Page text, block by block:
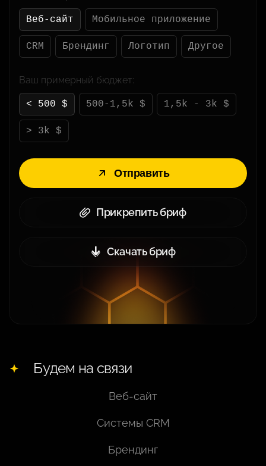
Веб-сайт Мобильное приложение
CRM Брендинг Логотип Другое
Ваш примерный бюджет:
< 500 $ 500-1,5k $ 1,5k - 3k $
> 3k $
Отправить
Прикрепить бриф
Скачать бриф
Будем на связи
Веб-сайт
Системы CRM
Брендинг